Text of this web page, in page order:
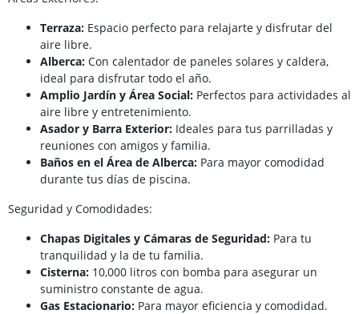
Terraza: Espacio perfecto para relajarte y disfrutar del
aire libre.
Alberca: Con calentador de paneles solares y caldera,
ideal para disfrutar todo el año.
Amplio Jardín y Área Social: Perfectos para actividades al
aire libre y entretenimiento.
Asador y Barra Exterior: Ideales para tus parrilladas y
reuniones con amigos y familia.
Baños en el Área de Alberca: Para mayor comodidad
durante tus días de piscina.
Seguridad y Comodidades:
Chapas Digitales y Cámaras de Seguridad: Para tu
tranquilidad y la de tu familia.
Cisterna: 10,000 litros con bomba para asegurar un
suministro constante de agua.
Gas Estacionario: Para mayor eficiencia y comodidad.